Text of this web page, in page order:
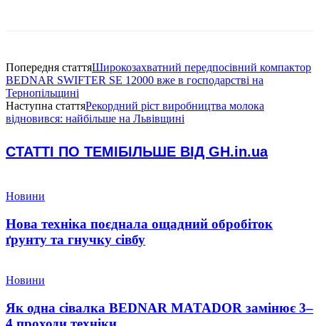
Попередня статтяШирокозахватний передпосівний компактор
BEDNAR SWIFTER SE 12000 вже в господарстві на
Тернопільщині
Наступна статтяРекордний ріст виробництва молока
відновився: найбільше на Львівщині
СТАТТІ ПО ТЕМІБІЛЬШЕ ВІД GH.in.ua
Новини
Нова техніка поєднала ощадний обробіток
ґрунту та гнучку сівбу
Новини
Як одна сівалка BEDNAR MATADOR замінює 3–